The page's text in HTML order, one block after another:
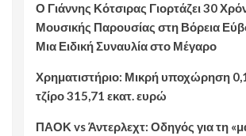
Ο Γιάννης Κότσιρας Γιορτάζει 30
Μουσικής Παρουσίας στη Βόρεια
Μια Ειδική Συναυλία στο Μέγαρο
Χρηματιστήριο: Μικρή υποχώρηση
τζίρο 315,71 εκατ. ευρώ
ΠΑΟΚ vs Άντερλεχτ: Οδηγός για τη